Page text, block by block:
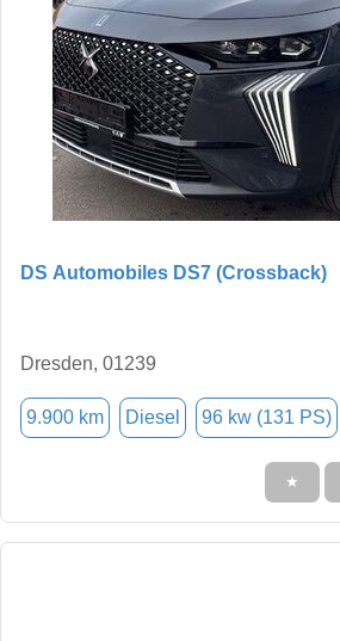
DS Automobiles DS7 (Crossback)
Dresden, 01239
9.900 km Diesel 96 kw (131 PS)
★